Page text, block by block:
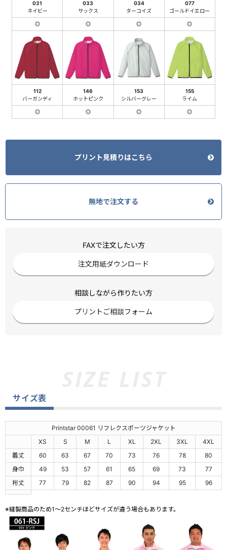
031
ネイビー
◎
033
サックス
◎
034
ターコイズ
◎
077
ゴールドイエロー
◎
112
バーガンディ
◎
146
ホットピンク
◎
153
シルバーグレー
◎
155
ライム
◎
プリント見積りはこちら
無地で注文する
FAXで注文したい方
注文用紙ダウンロード
相談しながら作りたい方
プリントご相談フォーム
サイズ表
Printstar 00061 リフレクスポーツジャケット
XS
S M L XL 2XL 3XL
4XL
着丈
60 63 67 70 73 76 78
80
身巾
49 53 57 61 65 69 73
77
裄丈
77 79 82 87 90 94 95 96
※縫製商品のため1～2センチほどサイズが違う場合もあります。